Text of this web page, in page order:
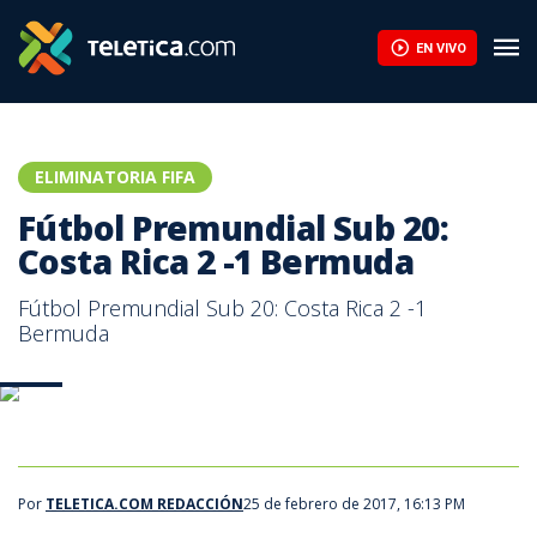
EN VIVO
ELIMINATORIA FIFA
Fútbol Premundial Sub 20:
Costa Rica 2 -1 Bermuda
Fútbol Premundial Sub 20: Costa Rica 2 -1
Bermuda
Por TELETICA.COM REDACCIÓN25 de febrero de 2017, 16:13 PM